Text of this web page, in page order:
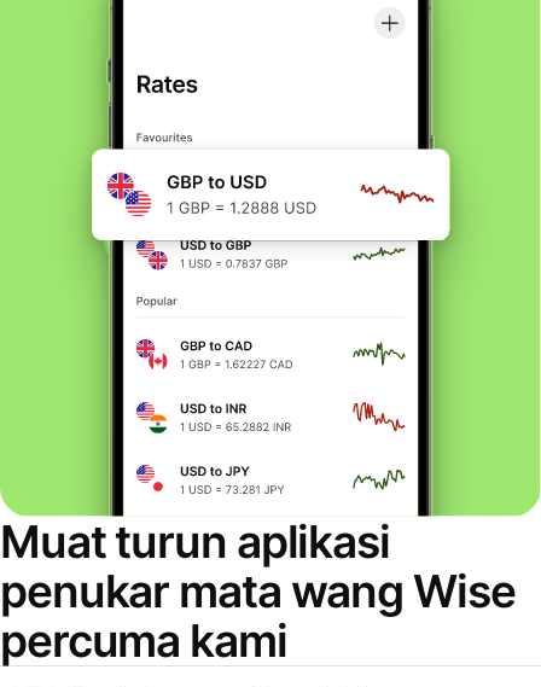
Muat turun aplikasi
penukar mata wang Wise
percuma kami